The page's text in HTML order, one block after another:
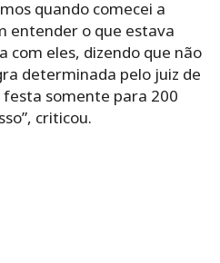
quando comecei a
entender o que estava
com eles, dizendo que não
determinada pelo juiz de
festa somente para 200
criticou.